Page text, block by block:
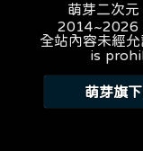
萌芽二次
2014~2026
全站內容未經
is
萌芽旗